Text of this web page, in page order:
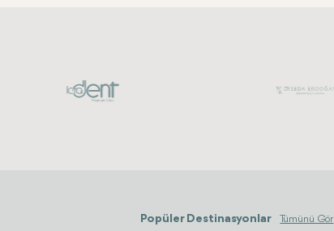
Popüler Destinasyonlar Tümünü Gör